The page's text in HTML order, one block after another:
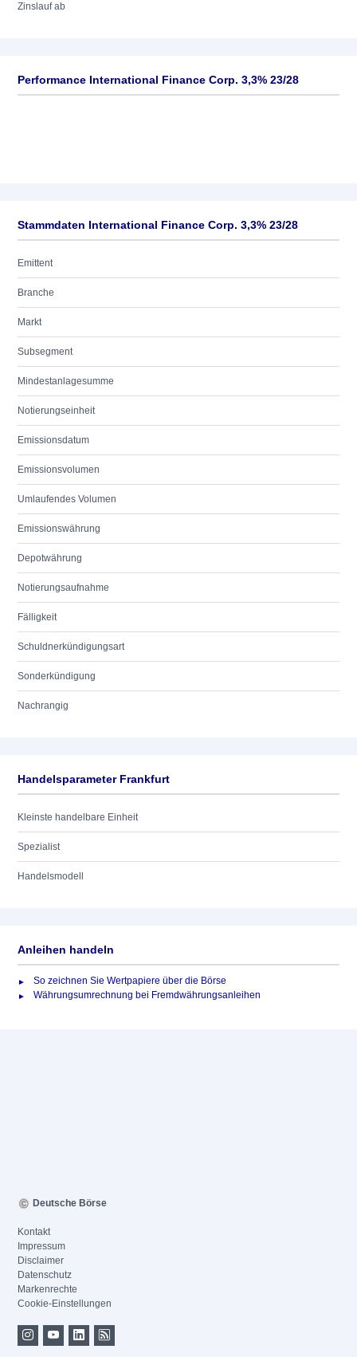
Zinslauf ab
Performance International Finance Corp. 3,3% 23/28
Stammdaten International Finance Corp. 3,3% 23/28
Emittent
Branche
Markt
Subsegment
Mindestanlagesumme
Notierungseinheit
Emissionsdatum
Emissionsvolumen
Umlaufendes Volumen
Emissionswährung
Depotwährung
Notierungsaufnahme
Fälligkeit
Schuldnerkündigungsart
Sonderkündigung
Nachrangig
Handelsparameter Frankfurt
Kleinste handelbare Einheit
Spezialist
Handelsmodell
Anleihen handeln
So zeichnen Sie Wertpapiere über die Börse
Währungsumrechnung bei Fremdwährungsanleihen
Deutsche Börse
Kontakt
Impressum
Disclaimer
Datenschutz
Markenrechte
Cookie-Einstellungen